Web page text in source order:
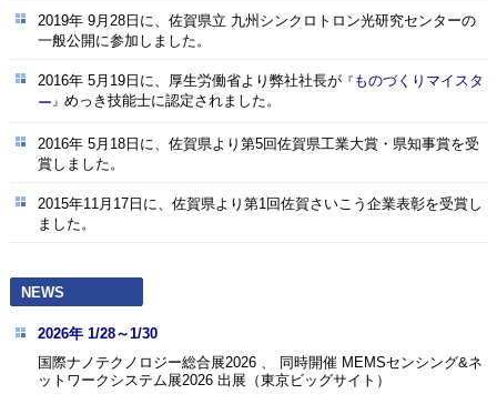
2019年 9月28日に、 佐賀県立 九州シンクロトロン光研究センターの
一般公開に参加しました。
2016年 5月19日に、厚生労働省より弊社社長が『 ものづくりマイスタ
ー』 めっき技能士に認定されました。
2016年 5月18日に、佐賀県より第5回佐賀県工業大賞・県知事賞を受
賞しました。
2015年11月17日に、佐賀県より第1回佐賀さいこう企業表彰を受賞し
ました。
NEWS
2026年 1/28～1/30
国際ナノテクノロジー総合展2026 、 同時開催 MEMSセンシング&ネ
ットワークシステム展2026 出展（東京ビッグサイト）